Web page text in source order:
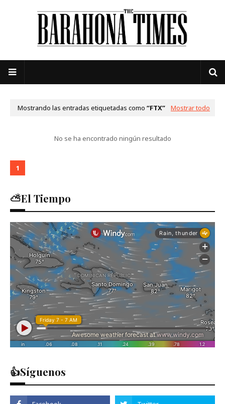
Mostrando las entradas etiquetadas como FTX Mostrar todo
No se ha encontrado ningún resultado
1
⛅El Tiempo
👍Síguenos